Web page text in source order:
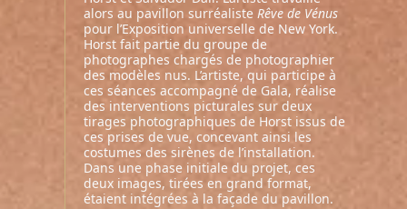
alors au pavillon surréaliste Rêve de Vénus
pour l’Exposition universelle de New York.
Horst fait partie du groupe de
photographes chargés de photographier
des modèles nus. L’artiste, qui participe à
ces séances accompagné de Gala, réalise
des interventions picturales sur deux
tirages photographiques de Horst issus de
ces prises de vue, concevant ainsi les
costumes des sirènes de l’installation.
Dans une phase initiale du projet, ces
deux images, tirées en grand format,
étaient intégrées à la façade du pavillon.